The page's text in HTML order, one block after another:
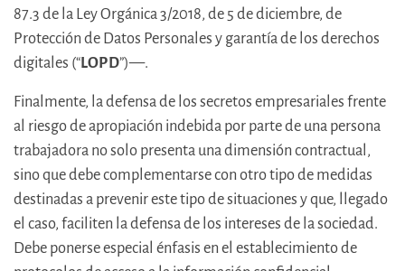
87.3 de la Ley Orgánica 3/2018, de 5 de diciembre, de
Protección de Datos Personales y garantía de los derechos
digitales (“LOPD”)—.
Finalmente, la defensa de los secretos empresariales frente
al riesgo de apropiación indebida por parte de una persona
trabajadora no solo presenta una dimensión contractual,
sino que debe complementarse con otro tipo de medidas
destinadas a prevenir este tipo de situaciones y que, llegado
el caso, faciliten la defensa de los intereses de la sociedad.
Debe ponerse especial énfasis en el establecimiento de